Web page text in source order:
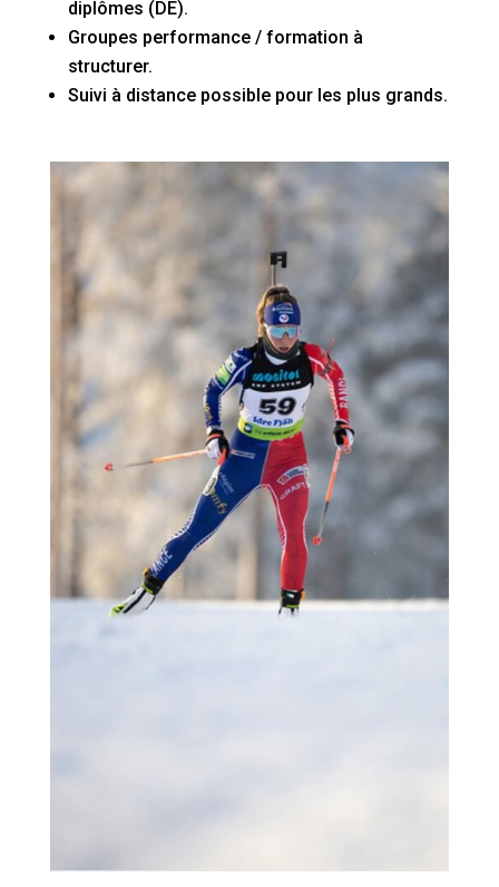
diplômes (DE).
Groupes performance / formation à
structurer.
Suivi à distance possible pour les plus grands.